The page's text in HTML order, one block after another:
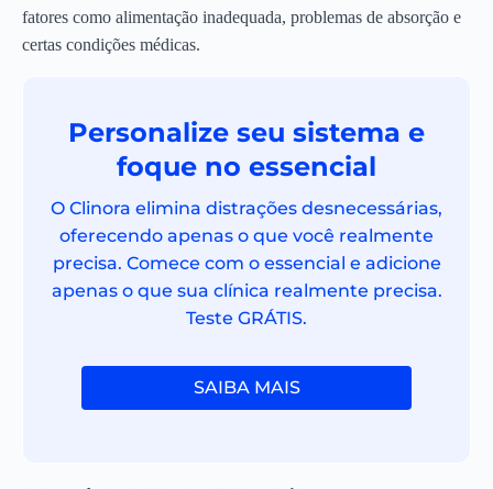
fatores como alimentação inadequada, problemas de absorção e
certas condições médicas.
Personalize seu sistema e
foque no essencial
O Clinora elimina distrações desnecessárias,
oferecendo apenas o que você realmente
precisa. Comece com o essencial e adicione
apenas o que sua clínica realmente precisa.
Teste GRÁTIS.
SAIBA MAIS